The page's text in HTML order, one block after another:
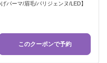
げパーマ/眉毛/パリジェンヌ/LED】
このクーポンで予約